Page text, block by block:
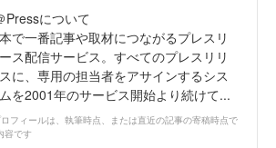
Pressについて
で一番記事や取材につながるプレスリ
ス配信サービス。すべてのプレスリリ
に、専用の担当者をアサインするシス
を2001年のサービス開始より続けて...
フィールは、執筆時点、または直近の記事の寄稿時点で
容です